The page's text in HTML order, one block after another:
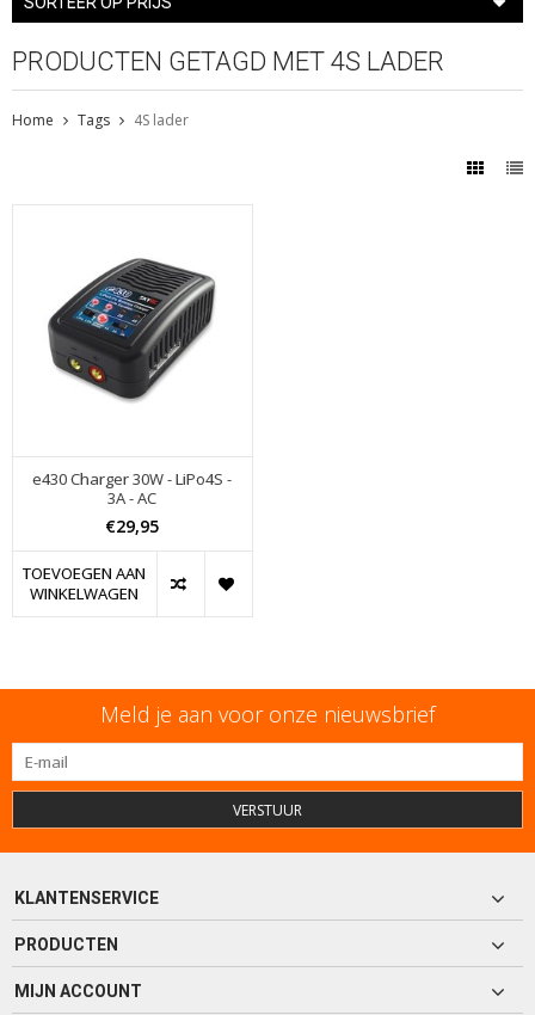
PRODUCTEN GETAGD MET 4S LADER
Home Tags 4S lader
e430 Charger 30W - LiPo4S -
3A - AC
€29,95
TOEVOEGEN AAN
WINKELWAGEN
Meld je aan voor onze nieuwsbrief
VERSTUUR
KLANTENSERVICE
PRODUCTEN
MIJN ACCOUNT